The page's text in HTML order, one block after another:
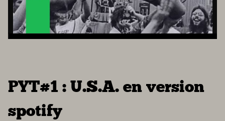
PYT#1 : U.S.A. en version
spotify